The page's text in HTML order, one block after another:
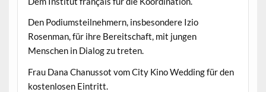
Den Podiumsteilnehmern, insbesondere Izio
Rosenman, für ihre Bereitschaft, mit jungen
Menschen in Dialog zu treten.
Frau Dana Chanussot vom City Kino Wedding für den
kostenlosen Eintritt.